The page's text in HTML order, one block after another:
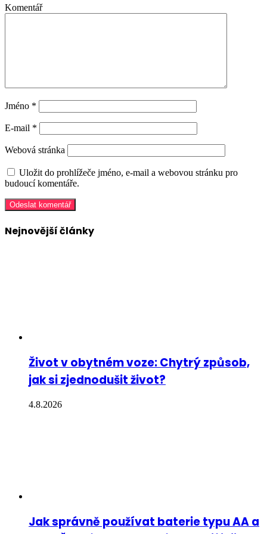
Komentář
Jméno *
E-mail *
Webová stránka
Uložit do prohlížeče jméno, e-mail a webovou stránku pro
budoucí komentáře.
Nejnovější články
Život v obytném voze: Chytrý způsob,
jak si zjednodušit život?
4.8.2026
Jak správně používat baterie typu AA a